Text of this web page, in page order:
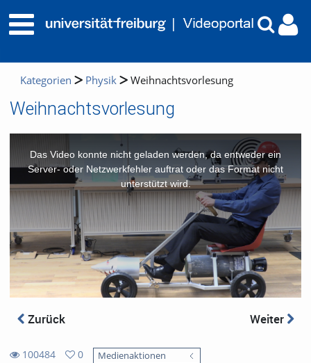
Kategorien Physik Weihnachtsvorlesung
Weihnachtsvorlesung
window.
Das Video konnte nicht geladen werden, da entweder ein
Server- oder Netzwerkfehler auftrat oder das Format nicht
unterstützt wird.
Zurück Weiter
100484
0
Medienaktionen